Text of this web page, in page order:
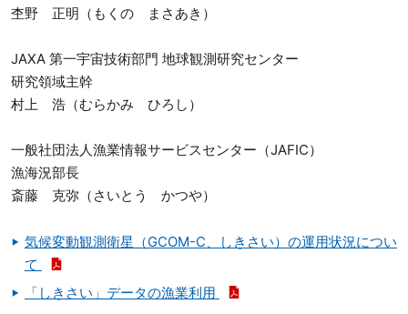
杢野 正明（もくの まさあき）
JAXA 第一宇宙技術部門 地球観測研究センター
研究領域主幹
村上 浩（むらかみ ひろし）
一般社団法人漁業情報サービスセンター（JAFIC）
漁海況部長
斎藤 克弥（さいとう かつや）
気候変動観測衛星（GCOM-C、しきさい）の運用状況につい
て
「しきさい」データの漁業利用